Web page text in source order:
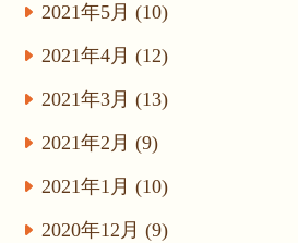
2021年5月 (10)
2021年4月 (12)
2021年3月 (13)
2021年2月 (9)
2021年1月 (10)
2020年12月 (9)